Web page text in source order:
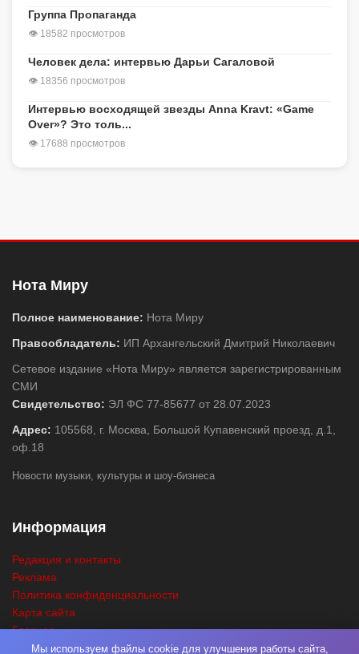
Группа Пропаганда
👁 18582 просмотров
Человек дела: интервью Дарьи Сагаловой
👁 18356 просмотров
Интервью восходящей звезды Anna Kravt: «Game
Over»? Это толь...
👁 17688 просмотров
Нота Миру
Полное наименование: Нота Миру
Правообладатель: ИП Архангельский Дмитрий Николаевич
Сетевое издание «Нота Миру» является зарегистрированным
СМИ
Свидетельство: ЭЛ ФС 77-85677 от 28.07.2023
Адрес: 105568, г. Москва, Большой Купавенский проезд, д.1,
оф.18
Новости музыки, культуры и шоу-бизнеса
Информация
Редакция и контакты
Реклама
Политика конфиденциальности
Карта сайта
Главная
ПоискМы используем файлы cookie для улучшения работы сайта,